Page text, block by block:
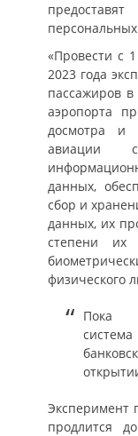
«Провести с
2023 года
пассажиров в
аэропорта
досмотра и
авиации
данных,
сбор и
данных, их
степени их
физического
Пока
Эксперимент
продлится